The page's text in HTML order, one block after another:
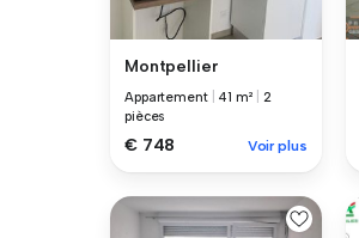
Montpellier
Appartement 41 m²
2
pièces
€ 748 Voir plus